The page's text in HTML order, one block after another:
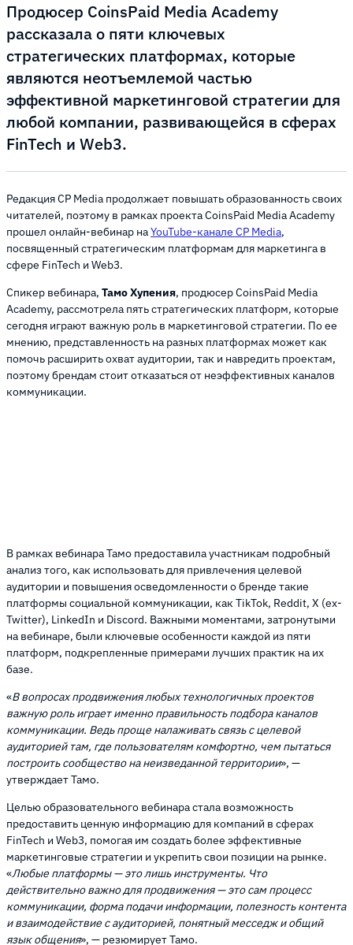
Продюсер CoinsPaid Media Academy
рассказала о пяти ключевых
стратегических платформах, которые
являются неотъемлемой частью
эффективной маркетинговой стратегии для
любой компании, развивающейся в сферах
FinTech и Web3.
Редакция CP Media продолжает повышать образованность своих
читателей, поэтому в рамках проекта CoinsPaid Media Academy
прошел онлайн-вебинар наYouTube-канале CP Media,
посвященный стратегическим платформам для маркетинга в
сфере FinTech и Web3.
Спикер вебинара, Тамо Хупения, продюсер CoinsPaid Media
Academy, рассмотрела пять стратегических платформ, которые
сегодня играют важную роль в маркетинговой стратегии. По ее
мнению, представленность на разных платформах может как
помочь расширить охват аудитории, так и навредить проектам,
поэтому брендам стоит отказаться от неэффективных каналов
коммуникации.
В рамках вебинара Тамо предоставила участникам подробный
анализ того, как использовать для привлечения целевой
аудитории и повышения осведомленности о бренде такие
платформы социальной коммуникации, как TikTok, Reddit, X (ex-
Twitter), LinkedIn и Discord. Важными моментами, затронутыми
на вебинаре, были ключевые особенности каждой из пяти
платформ, подкрепленные примерами лучших практик на их
базе.
«В вопросах продвижения любых технологичных проектов
важную роль играет именно правильность подбора каналов
коммуникации. Ведь проще налаживать связь с целевой
аудиторией там, где пользователям комфортно, чем пытаться
построить сообщество на неизведанной территории», —
утверждает Тамо.
Целью образовательного вебинара стала возможность
предоставить ценную информацию для компаний в сферах
FinTech и Web3, помогая им создать более эффективные
маркетинговые стратегии и укрепить свои позиции на рынке.
«Любые платформы — это лишь инструменты. Что
действительно важно для продвижения — это сам процесс
коммуникации, форма подачи информации, полезность контента
и взаимодействие с аудиторией, понятный месседж и общий
язык общения», — резюмирует Тамо.